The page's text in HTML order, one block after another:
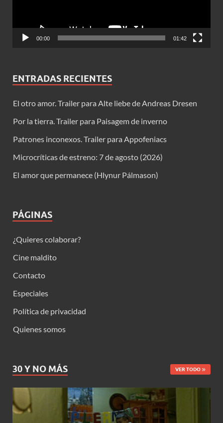
00:00 01:42
ENTRADAS RECIENTES
El otro amor. Trailer para Alte liebe de Andreas Dresen
Por la tierra. Trailer para Paisagem de inverno
Patrones inconexos. Trailer para Appofeniacs
Microcríticas de estreno: 7 de agosto (2026)
El amor que permanece (Hlynur Pálmason)
PÁGINAS
¿Quieres colaborar?
Cine maldito
Contacto
Especiales
Política de privacidad
Quienes somos
30 Y NO MÁS VER TODO